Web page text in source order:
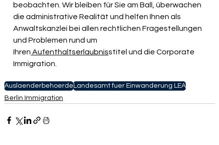
beobachten. Wir bleiben für Sie am Ball, überwachen
die administrative Realität und helfen Ihnen als
Anwaltskanzlei bei allen rechtlichen Fragestellungen
und Problemen rund um
Ihren Aufenthaltserlaubnisstitel und die Corporate
Immigration.
Auslaenderbehoerde Landesamt fuer Einwanderung LEA
Berlin Immigration